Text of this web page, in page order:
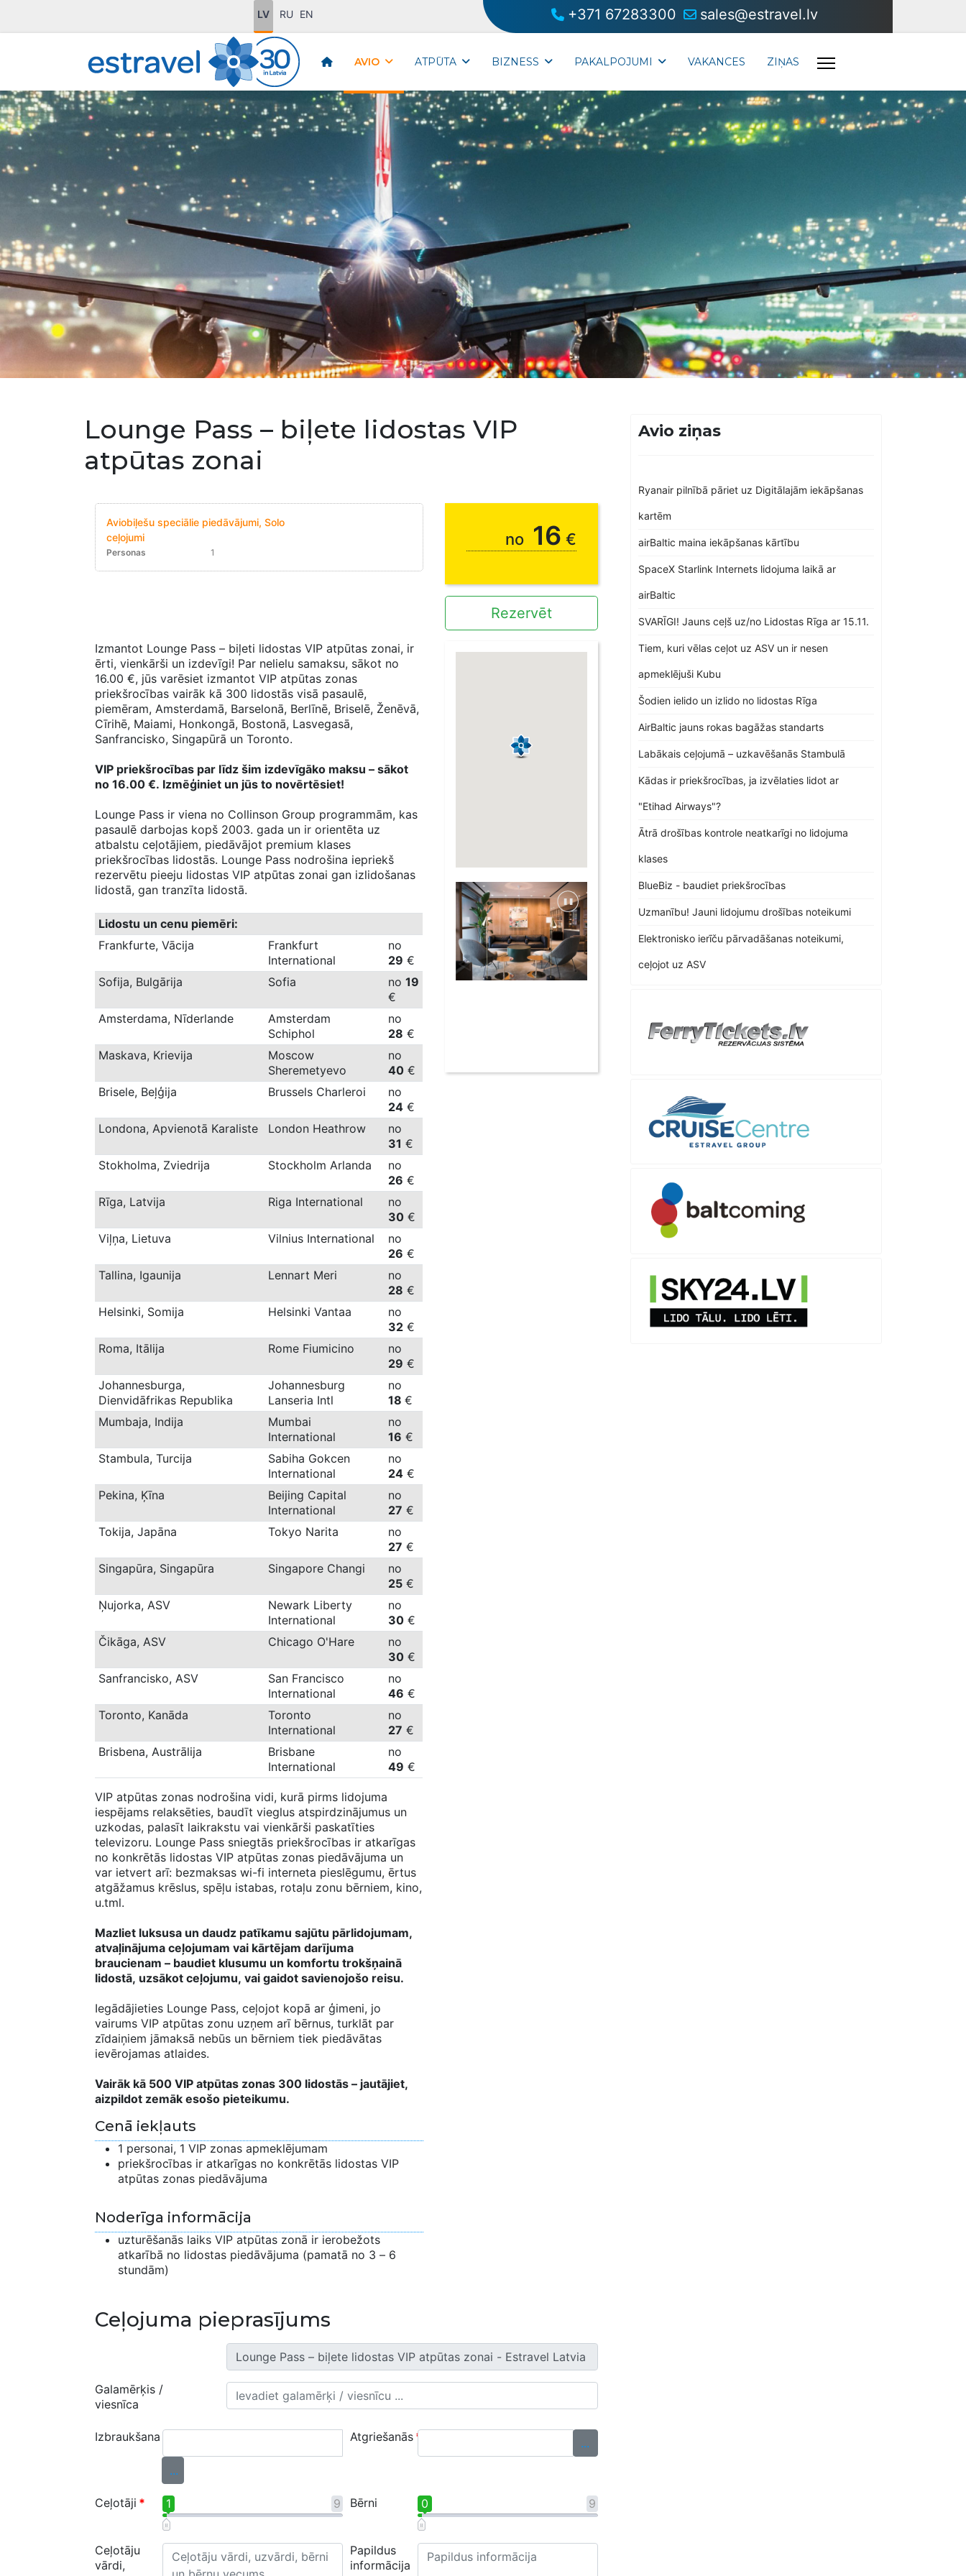
LV RU EN +371 67283300 sales@estravel.lv
AVIO ATPŪTA BIZNESS PAKALPOJUMI VAKANCES ZIŅAS
Lounge Pass – biļete lidostas VIP
atpūtas zonai
Aviobiļešu speciālie piedāvājumi, Solo
ceļojumi
Personas 1
no 16 €
Rezervēt
Izmantot Lounge Pass – biļeti lidostas VIP atpūtas zonai, ir
ērti, vienkārši un izdevīgi! Par nelielu samaksu, sākot no
16.00 €, jūs varēsiet izmantot VIP atpūtas zonas
priekšrocības vairāk kā 300 lidostās visā pasaulē,
piemēram, Amsterdamā, Barselonā, Berlīnē, Briselē, Ženēvā,
Cīrihē, Maiami, Honkongā, Bostonā, Lasvegasā,
Sanfrancisko, Singapūrā un Toronto.
VIP priekšrocības par līdz šim izdevīgāko maksu – sākot
no 16.00 €. Izmēģiniet un jūs to novērtēsiet!
Lounge Pass ir viena no Collinson Group programmām, kas
pasaulē darbojas kopš 2003. gada un ir orientēta uz
atbalstu ceļotājiem, piedāvājot premium klases
priekšrocības lidostās. Lounge Pass nodrošina iepriekš
rezervētu pieeju lidostas VIP atpūtas zonai gan izlidošanas
lidostā, gan tranzīta lidostā.
Lidostu un cenu piemēri:
Frankfurte, Vācija
Frankfurt
International
no
29 €
Sofija, Bulgārija
Sofia no 19
€
Amsterdama, Nīderlande
Amsterdam
Schiphol
no
28 €
Maskava, Krievija
Moscow
Sheremetyevo
no
40€
Brisele, Beļģija
Brussels Charleroi
no
24€
Londona, Apvienotā Karaliste
London Heathrow
no
31 €
Stokholma, Zviedrija
Stockholm Arlanda
no
26 €
Rīga, Latvija
Riga International
no
30€
Viļņa, Lietuva
Vilnius International
no
26 €
Tallina, Igaunija
Lennart Meri
no
28 €
Helsinki, Somija
Helsinki Vantaa
no
32€
Roma, Itālija
Rome Fiumicino
no
29 €
Johannesburga,
Dienvidāfrikas Republika
Johannesburg
Lanseria Intl
no
18 €
Mumbaja, Indija
Mumbai
International
no
16 €
Stambula, Turcija
Sabiha Gokcen
International
no
24€
Pekina, Ķīna
Beijing Capital
International
no
27 €
Tokija, Japāna
Tokyo Narita
no
27 €
Singapūra, Singapūra
Singapore Changi
no
25€
Ņujorka, ASV
Newark Liberty
International
no
30€
Čikāga, ASV
Chicago O'Hare
no
30€
Sanfrancisko, ASV
San Francisco
International
no
46 €
Toronto, Kanāda
Toronto
International
no
27 €
Brisbena, Austrālija
Brisbane
International
no
49 €
VIP atpūtas zonas nodrošina vidi, kurā pirms lidojuma
iespējams relaksēties, baudīt vieglus atspirdzinājumus un
uzkodas, palasīt laikrakstu vai vienkārši paskatīties
televizoru. Lounge Pass sniegtās priekšrocības ir atkarīgas
no konkrētās lidostas VIP atpūtas zonas piedāvājuma un
var ietvert arī: bezmaksas wi-fi interneta pieslēgumu, ērtus
atgāžamus krēslus, spēļu istabas, rotaļu zonu bērniem, kino,
u.tml.
Mazliet luksusa un daudz patīkamu sajūtu pārlidojumam,
atvaļinājuma ceļojumam vai kārtējam darījuma
braucienam – baudiet klusumu un komfortu trokšņainā
lidostā, uzsākot ceļojumu, vai gaidot savienojošo reisu.
Iegādājieties Lounge Pass, ceļojot kopā ar ģimeni, jo
vairums VIP atpūtas zonu uzņem arī bērnus, turklāt par
zīdaiņiem jāmaksā nebūs un bērniem tiek piedāvātas
ievērojamas atlaides.
Vairāk kā 500 VIP atpūtas zonas 300 lidostās – jautājiet,
aizpildot zemāk esošo pieteikumu.
Cenā iekļauts
1 personai, 1 VIP zonas apmeklējumam
priekšrocības ir atkarīgas no konkrētās lidostas VIP
atpūtas zonas piedāvājuma
Noderīga informācija
uzturēšanās laiks VIP atpūtas zonā ir ierobežots
atkarībā no lidostas piedāvājuma (pamatā no 3 – 6
stundām)
Ceļojuma pieprasījums
Galamērķis /
viesnīca
Izbraukšana
...
Atgriešanās * ...
Ceļotāji * 9
1 Bērni 9
0
Ceļotāju
vārdi,
Papildus
informācija
Avio ziņas
Ryanair pilnībā pāriet uz Digitālajām iekāpšanas
kartēm
airBaltic maina iekāpšanas kārtību
SpaceX Starlink Internets lidojuma laikā ar
airBaltic
SVARĪGI! Jauns ceļš uz/no Lidostas Rīga ar 15.11.
Tiem, kuri vēlas ceļot uz ASV un ir nesen
apmeklējuši Kubu
Šodien ielido un izlido no lidostas Rīga
AirBaltic jauns rokas bagāžas standarts
Labākais ceļojumā – uzkavēšanās Stambulā
Kādas ir priekšrocības, ja izvēlaties lidot ar
"Etihad Airways"?
Ātrā drošības kontrole neatkarīgi no lidojuma
klases
BlueBiz - baudiet priekšrocības
Uzmanību! Jauni lidojumu drošības noteikumi
Elektronisko ierīču pārvadāšanas noteikumi,
ceļojot uz ASV